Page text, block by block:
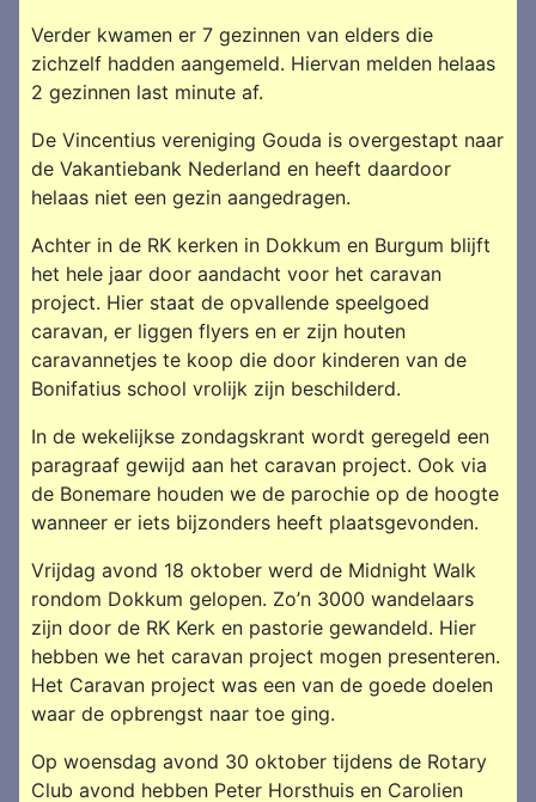
Verder kwamen er 7 gezinnen van elders die
zichzelf hadden aangemeld. Hiervan melden helaas
2 gezinnen last minute af.
De Vincentius vereniging Gouda is overgestapt naar
de Vakantiebank Nederland en heeft daardoor
helaas niet een gezin aangedragen.
Achter in de RK kerken in Dokkum en Burgum blijft
het hele jaar door aandacht voor het caravan
project. Hier staat de opvallende speelgoed
caravan, er liggen flyers en er zijn houten
caravannetjes te koop die door kinderen van de
Bonifatius school vrolijk zijn beschilderd.
In de wekelijkse zondagskrant wordt geregeld een
paragraaf gewijd aan het caravan project. Ook via
de Bonemare houden we de parochie op de hoogte
wanneer er iets bijzonders heeft plaatsgevonden.
Vrijdag avond 18 oktober werd de Midnight Walk
rondom Dokkum gelopen. Zo’n 3000 wandelaars
zijn door de RK Kerk en pastorie gewandeld. Hier
hebben we het caravan project mogen presenteren.
Het Caravan project was een van de goede doelen
waar de opbrengst naar toe ging.
Op woensdag avond 30 oktober tijdens de Rotary
Club avond hebben Peter Horsthuis en Carolien